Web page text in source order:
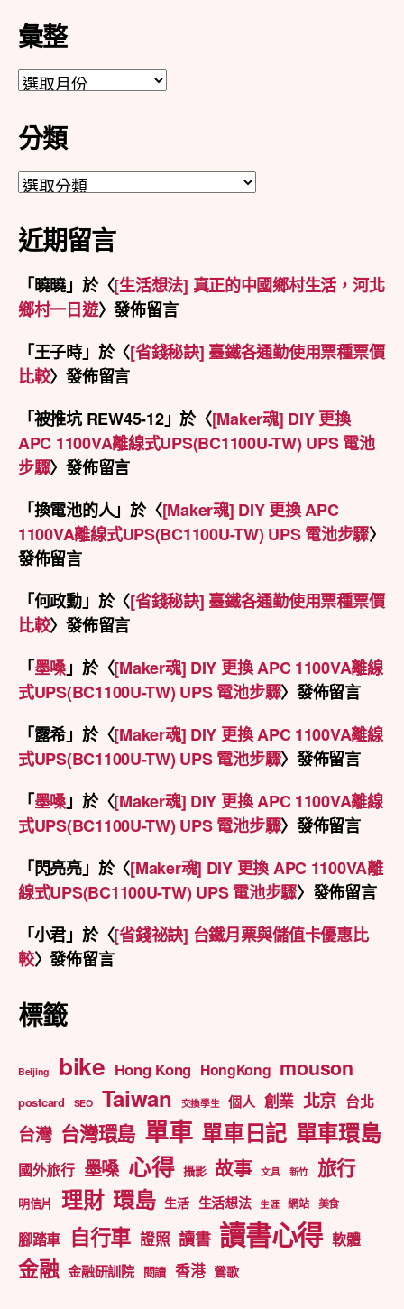
彙整
彙
分類
分
近期留言
「曉曉」於〈[生活想法] 真正的中國鄉村生活，河北
鄉村一日遊〉發佈留言
「王子時」於〈[省錢秘訣] 臺鐵各通勤使用票種票價
比較〉發佈留言
「被推坑 REW45-12」於〈[Maker魂] DIY 更換
APC 1100VA離線式UPS(BC1100U-TW) UPS 電池
步驟〉發佈留言
「換電池的人」於〈[Maker魂] DIY 更換 APC
1100VA離線式UPS(BC1100U-TW) UPS 電池步驟〉
發佈留言
「何政勳」於〈[省錢秘訣] 臺鐵各通勤使用票種票價
比較〉發佈留言
「墨嗓」於〈[Maker魂] DIY 更換 APC 1100VA離線
式UPS(BC1100U-TW) UPS 電池步驟〉發佈留言
「露希」於〈[Maker魂] DIY 更換 APC 1100VA離線
式UPS(BC1100U-TW) UPS 電池步驟〉發佈留言
「墨嗓」於〈[Maker魂] DIY 更換 APC 1100VA離線
式UPS(BC1100U-TW) UPS 電池步驟〉發佈留言
「閃亮亮」於〈[Maker魂] DIY 更換 APC 1100VA離
線式UPS(BC1100U-TW) UPS 電池步驟〉發佈留言
「小君」於〈[省錢祕訣] 台鐵月票與儲值卡優惠比
較〉發佈留言
標籤
Beijing bike Hong Kong HongKong mouson
postcard SEO Taiwan 交換學生 個人 創業 北京 台北
台灣 台灣環島 單車 單車日記 單車環島
國外旅行 墨嗓 心得 攝影 故事 文具 新竹 旅行
明信片 理財 環島 生活 生活想法 生涯 網站 美食
腳踏車 自行車 證照 讀書 讀書心得 軟體
金融 金融研訓院 閱讀 香港 鶯歌